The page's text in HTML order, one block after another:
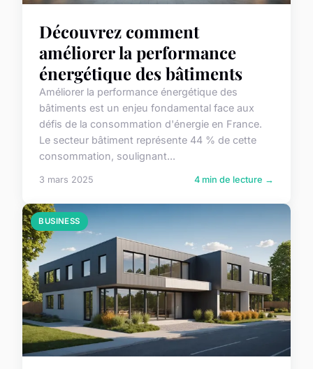
Découvrez comment
améliorer la performance
énergétique des bâtiments
Améliorer la performance énergétique des
bâtiments est un enjeu fondamental face aux
défis de la consommation d'énergie en France.
Le secteur bâtiment représente 44 % de cette
consommation, soulignant...
3 mars 2025 4 min de lecture →
BUSINESS